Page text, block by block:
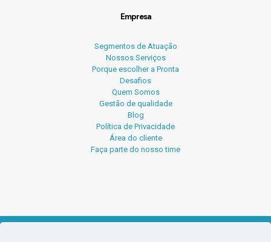
Empresa
Segmentos de Atuação
Nossos Serviços
Porque escolher a Pronta
Desafios
Quem Somos
Gestão de qualidade
Blog
Política de Privacidade
Área do cliente
Faça parte do nosso time